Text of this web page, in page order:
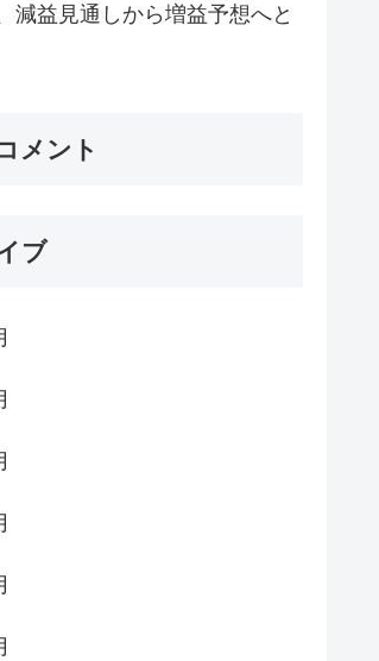
減益見通しから増益予想へと
メント
ブ